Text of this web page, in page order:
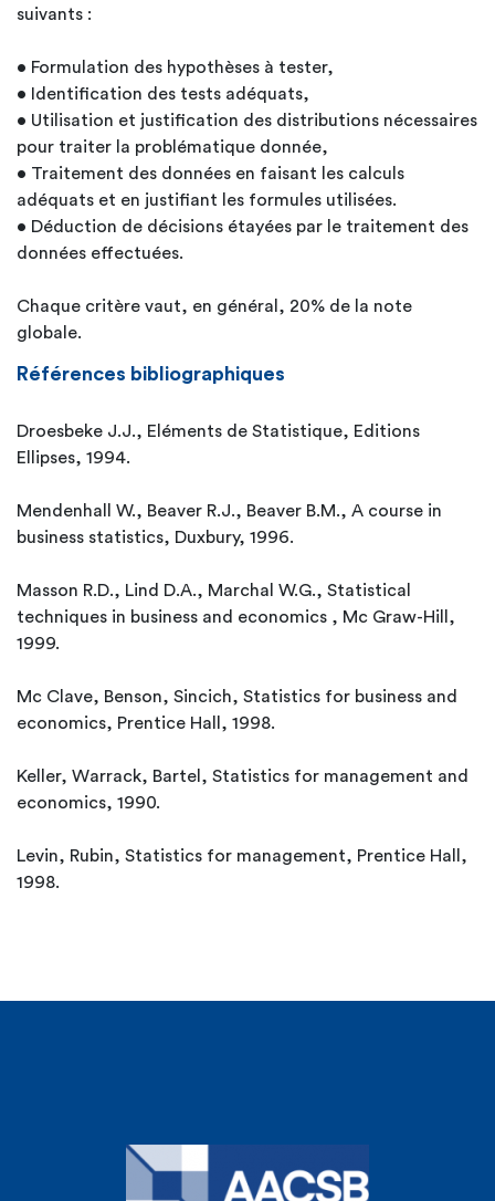
suivants :
• Formulation des hypothèses à tester,
• Identification des tests adéquats,
• Utilisation et justification des distributions nécessaires
pour traiter la problématique donnée,
• Traitement des données en faisant les calculs
adéquats et en justifiant les formules utilisées.
• Déduction de décisions étayées par le traitement des
données effectuées.
Chaque critère vaut, en général, 20% de la note
globale.
Références bibliographiques
Droesbeke J.J., Eléments de Statistique, Editions
Ellipses, 1994.
Mendenhall W., Beaver R.J., Beaver B.M., A course in
business statistics, Duxbury, 1996.
Masson R.D., Lind D.A., Marchal W.G., Statistical
techniques in business and economics , Mc Graw-Hill,
1999.
Mc Clave, Benson, Sincich, Statistics for business and
economics, Prentice Hall, 1998.
Keller, Warrack, Bartel, Statistics for management and
economics, 1990.
Levin, Rubin, Statistics for management, Prentice Hall,
1998.